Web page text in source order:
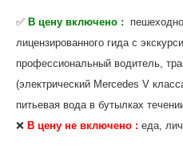
✅ В цену включено :
лицензированного гида с
профессиональный водитель,
(электрический Mercedes V
питьевая вода в бутылках
❌ В цену не включено : еда,